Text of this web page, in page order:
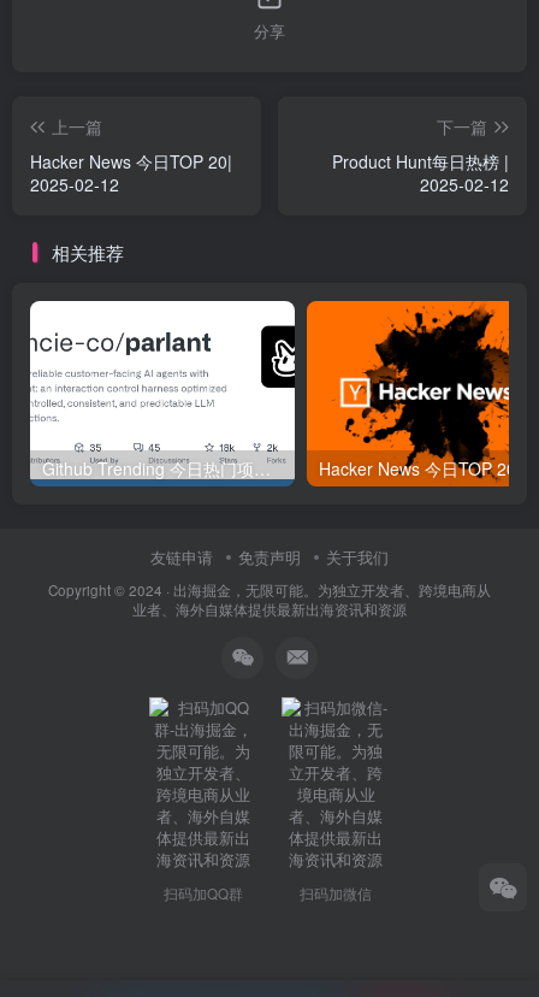
分享
上一篇
Hacker News 今日TOP 20|
2025-02-12
下一篇
Product Hunt每日热榜 |
2025-02-12
相关推荐
Github Trending 今日热门项目 | 2025-09-06
友链申请 免责声明 关于我们
Copyright © 2024 · 出海掘金，无限可能。为独立开发者、跨境电商从
业者、海外自媒体提供最新出海资讯和资源
扫码加QQ群 扫码加微信